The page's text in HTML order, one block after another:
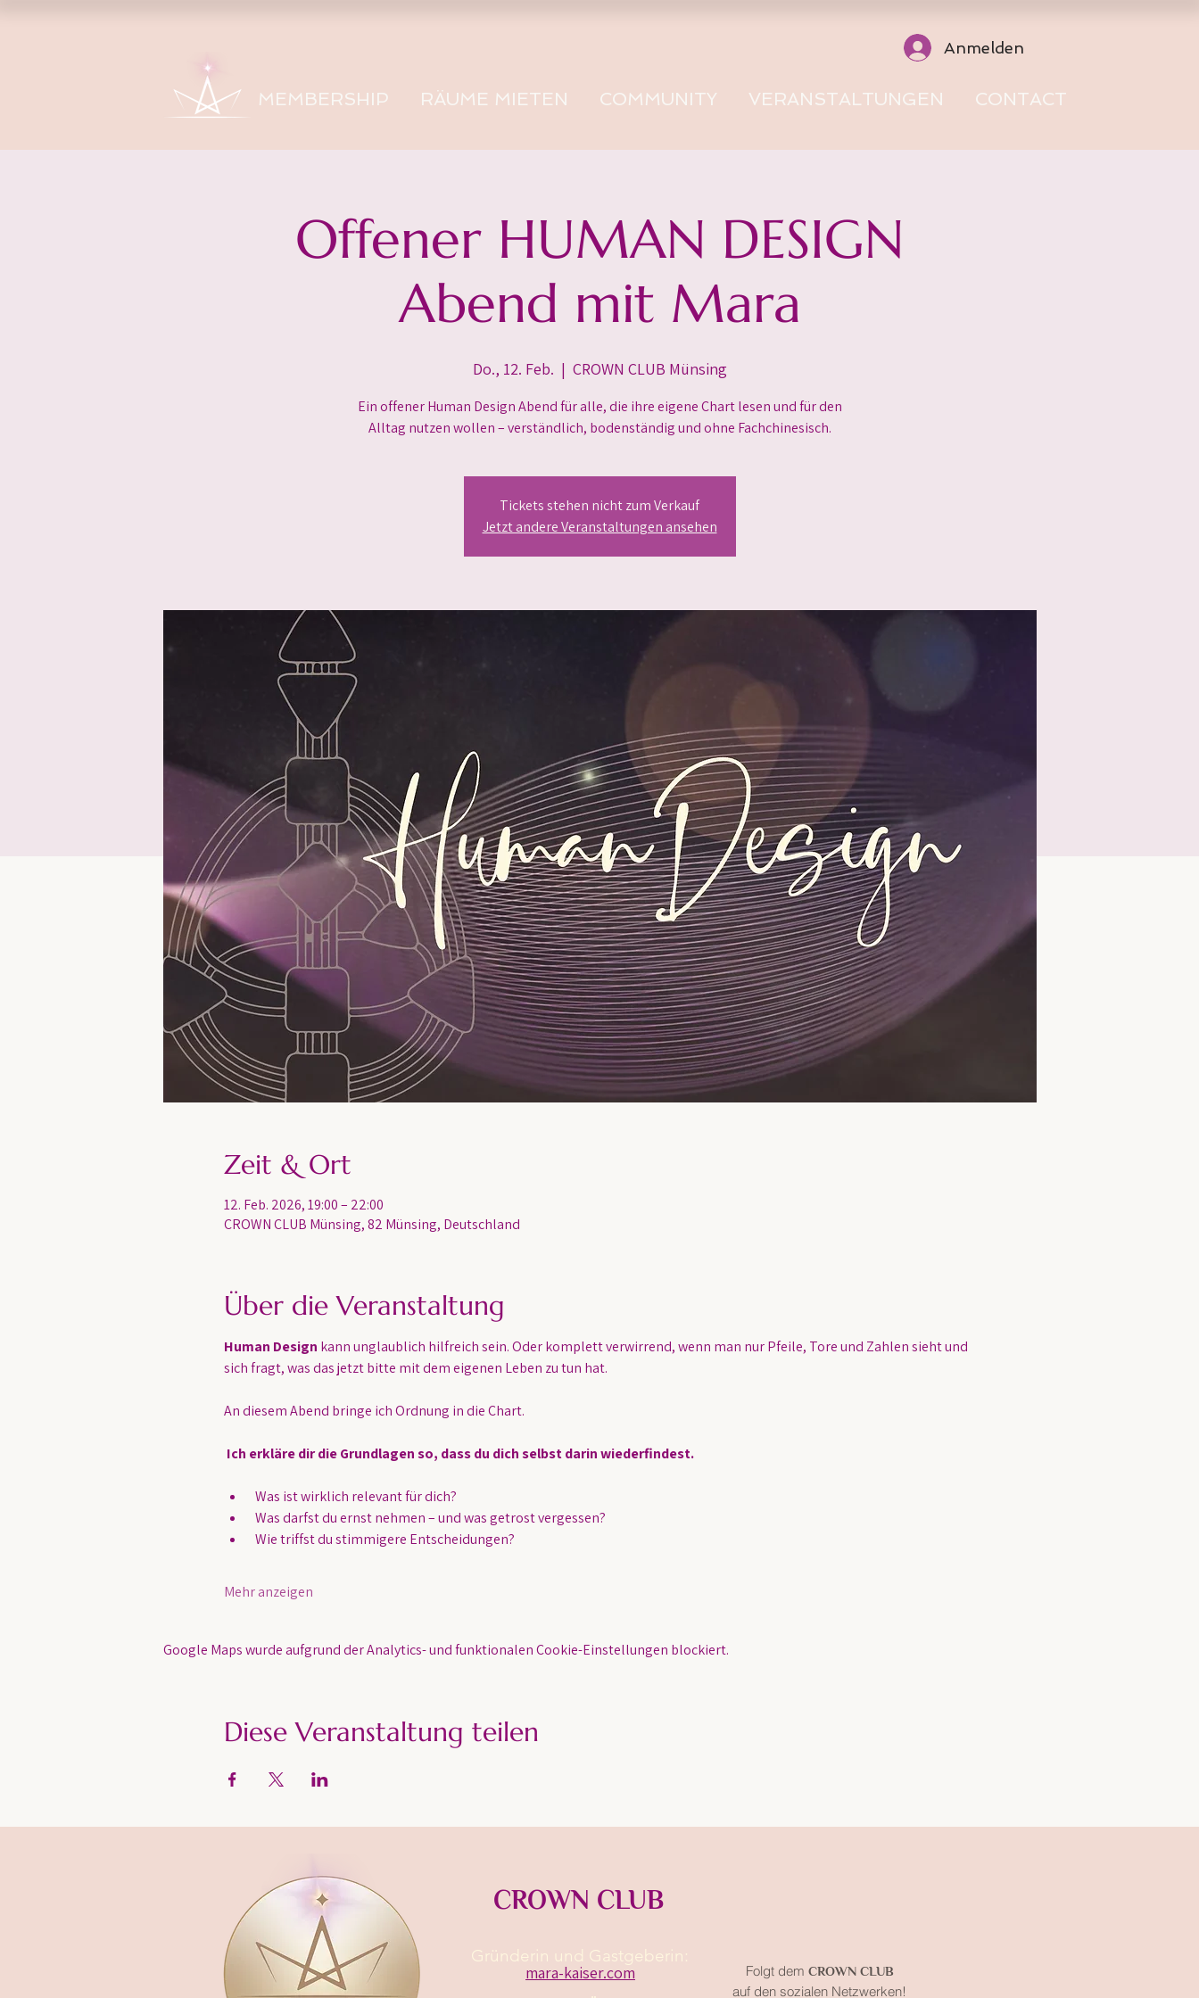
Anmelden
MEMBERSHIP RÄUME MIETEN COMMUNITY VERANSTALTUNGEN CONTACT
Offener HUMAN DESIGN
Abend mit Mara
Do., 12. Feb.
  |
CROWN CLUB Münsing
Ein offener Human Design Abend für alle, die ihre eigene Chart lesen und für den
Alltag nutzen wollen – verständlich, bodenständig und ohne Fachchinesisch.
Tickets stehen nicht zum Verkauf
Jetzt andere Veranstaltungen ansehen
Zeit & Ort
12. Feb. 2026, 19:00 – 22:00
CROWN CLUB Münsing, 82 Münsing, Deutschland
Über die Veranstaltung
Human Design kann unglaublich hilfreich sein. Oder komplett verwirrend, wenn man nur Pfeile, Tore und Zahlen sieht und
sich fragt, was das jetzt bitte mit dem eigenen Leben zu tun hat.
An diesem Abend bringe ich Ordnung in die Chart.
Ich erkläre dir die Grundlagen so, dass du dich selbst darin wiederfindest.
Was ist wirklich relevant für dich?
Was darfst du ernst nehmen – und was getrost vergessen?
Wie triffst du stimmigere Entscheidungen?
Mehr anzeigen
Google Maps wurde aufgrund der Analytics- und funktionalen Cookie-Einstellungen blockiert.
Diese Veranstaltung teilen
CROWN CLUB
Gründerin und Gastgeberin:​
mara-kaiser.com Folgt dem CROWN CLUB
auf den sozialen Netzwerken!